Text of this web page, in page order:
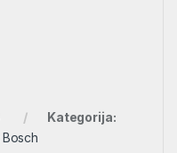
Kategorija:
Bosch